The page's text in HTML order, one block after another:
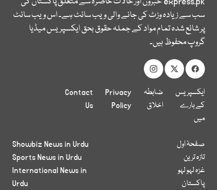
سب سے زیادہ وزٹ کی جانے والی ویب سائٹ ہے۔ اس ویب سائٹ
پر شائع شدہ تمام مواد کے جملہ حقوق بحق ایکسپریس میڈیا
گروپ محفوظ ہیں۔
ایکسپریس
کے بارے
میں
ضابطہ
اخلاق
Privacy
Policy
Contact
Us
صفحۂ اول
تازہ ترین
غزہ لہو لہو
پاکستان
Showbiz News in Urdu
Sports News in Urdu
International News in
Urdu